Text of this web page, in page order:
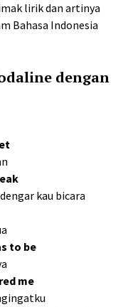
lirik dan artinya
Bahasa Indonesia
dengan
kau bicara
to be
me